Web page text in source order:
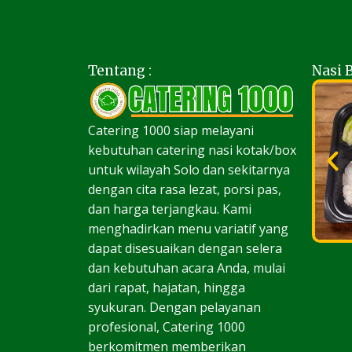
Tentang :
Catering 1000 siap melayani
kebutuhan catering nasi kotak/box
untuk wilayah Solo dan sekitarnya
dengan cita rasa lezat, porsi pas,
dan harga terjangkau. Kami
menghadirkan menu variatif yang
dapat disesuaikan dengan selera
dan kebutuhan acara Anda, mulai
dari rapat, hajatan, hingga
syukuran. Dengan pelayanan
profesional, Catering 1000
berkomitmen memberikan
Nasi